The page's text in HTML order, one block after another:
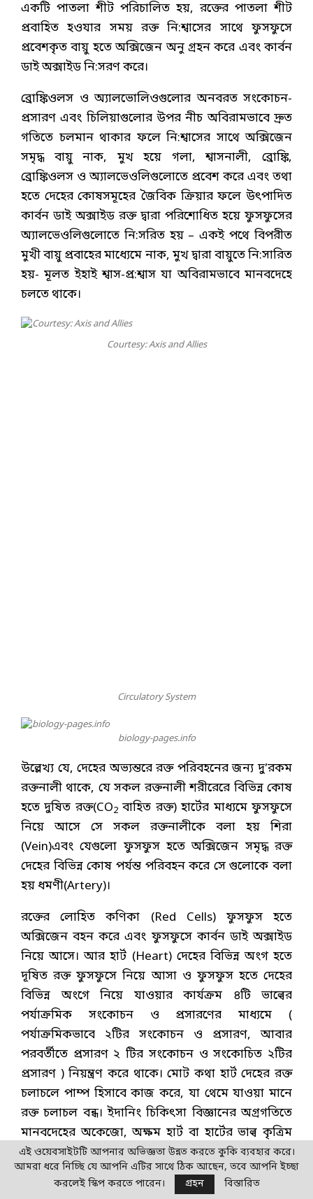
একটি পাতলা শীট পরিচালিত হয়, রক্তের পাতলা শীট
প্রবাহিত হওযার সময় রক্ত নি:শ্বাসের সাথে ফুসফুসে
প্রবেশকৃত বায়ু হতে অক্সিজেন অনু গ্রহন করে এবং কার্বন
ডাই অক্সাইড নি:সরণ করে।
ব্রোঙ্কিওলস ও অ্যালভোলিওগুলোর অনবরত সংকোচন-
প্রসারণ এবং চিলিয়াগুলোর উপর নীচ অবিরামভাবে দ্রুত
গতিতে চলমান থাকার ফলে নি:শ্বাসের সাথে অক্সিজেন
সমৃদ্ধ বায়ু নাক, মুখ হয়ে গলা, শ্বাসনালী, ব্রোঙ্কি,
ব্রোঙ্কিওলস ও অ্যালভেওলিগুলোতে প্রবেশ করে এবং তথা
হতে দেহের কোষসমূহের জৈবিক ক্রিয়ার ফলে উৎপাদিত
কার্বন ডাই অক্সাইড রক্ত দ্বারা পরিশোধিত হয়ে ফুসফুসের
অ্যালভেওলিগুলোতে নি:সরিত হয় – একই পথে বিপরীত
মুখী বায়ু প্রবাহের মাধ্যেমে নাক, মুখ দ্বারা বায়ুতে নি:সারিত
হয়- মূলত ইহাই শ্বাস-প্র:শ্বাস যা অবিরামভাবে মানবদেহে
চলতে থাকে।
Courtesy: Axis and Allies
Circulatory System
biology-pages.info
উল্লেখ্য যে, দেহের অভ্যন্তরে রক্ত পরিবহনের জন্য দু’রকম
রক্তনালী থাকে, যে সকল রক্তনালী শরীরেরে বিভিন্ন কোষ
হতে দুষিত রক্ত(CO2বাহিত রক্ত) হার্টের মাধ্যমে ফুসফুসে
নিয়ে আসে সে সকল রক্তনালীকে বলা হয় শিরা
(Vein)এবং যেগুলো ফুসফুস হতে অক্সিজেন সমৃদ্ধ রক্ত
দেহের বিভিন্ন কোষ পর্যন্ত পরিবহন করে সে গুলোকে বলা
হয় ধমণী(Artery)।
রক্তের লোহিত কণিকা (Red Cells) ফুসফুস হতে
অক্সিজেন বহন করে এবং ফুসফুসে কার্বন ডাই অক্সাইড
নিয়ে আসে। আর হার্ট (Heart) দেহের বিভিন্ন অংগ হতে
দূষিত রক্ত ফুসফুসে নিয়ে আসা ও ফুসফুস হতে দেহের
বিভিন্ন অংগে নিয়ে যাওয়ার কার্যক্রম ৪টি ভাল্বের
পর্যাক্রমিক সংকোচন ও প্রসারণের মাধ্যমে (
পর্যাক্রমিকভাবে ২টির সংকোচন ও প্রসারণ, আবার
পরবর্তীতে প্রসারণ ২ টির সংকোচন ও সংকোচিত ২টির
প্রসারণ ) নিয়ন্ত্রণ করে থাকে। মোট কথা হার্ট দেহের রক্ত
চলাচলে পাম্প হিসাবে কাজ করে, যা থেমে যাওয়া মানে
রক্ত চলাচল বন্ধ। ইদানিং চিকিৎসা বিজ্ঞানের অগ্রগতিতে
মানবদেহের অকেজো, অক্ষম হার্ট বা হার্টের ভাল্ব কৃত্রিম
হার্ট বা ভাল্বের প্রতিস্থাপন করা হচ্ছে।
মানবদেহের গলদেশ হতে ব্রোঙ্কিওলস পর্যন্ত বিস্তৃত
এই ওয়েবসাইটটি আপনার অভিজ্ঞতা উন্নত করতে কুকি ব্যবহার করে।
আমরা ধরে নিচ্ছি যে আপনি এটির সাথে ঠিক আছেন, তবে আপনি ইচ্ছা
করলেই স্কিপ করতে পারেন।
গ্রহন বিস্তারিত